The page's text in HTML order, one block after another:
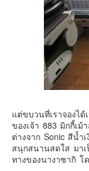
แต่ขบวนที่เราจองได้
ของเจ้า 883 มิกกี้เ
ต่างจาก Sonic สีน้ำ
สนุกสนานสดใส มาเ
ทางของนางาซากิ โ